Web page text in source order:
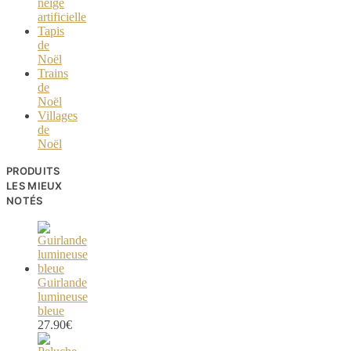
neige
artificielle
Tapis
de
Noël
Trains
de
Noël
Villages
de
Noël
PRODUITS
LES MIEUX
NOTÉS
Guirlande
lumineuse
bleue
27.90€